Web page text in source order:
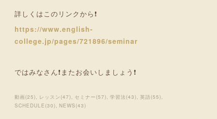
詳しくはこのリンクから❗
https://www.english-
college.jp/pages/721896/seminar
ではみなさん❗またお会いしましょう❗
動画(25) レッスン (47) セミナー (57) 学習法(43) 英語(55)
SCHEDULE (30) NEWS (43)